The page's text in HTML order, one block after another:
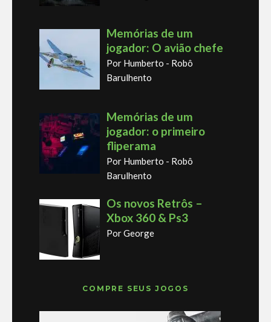
Memórias de um
jogador: O avião chefe
Por Humberto - Robô
Barulhento
Memórias de um
jogador: o primeiro
fliperama
Por Humberto - Robô
Barulhento
Os novos Retrôs –
Xbox 360 & Ps3
Por George
COMPRE SEUS JOGOS